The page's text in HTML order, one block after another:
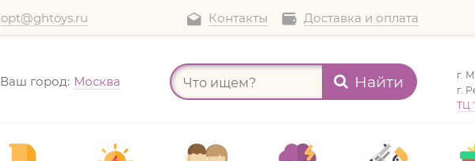
opt@ghtoys.ru Контакты Доставка и оплата
Ваш город: Москва Найти г.
г.
ТЦ